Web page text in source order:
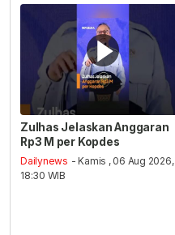
Zulhas Jelaskan Anggaran
Rp3 M per Kopdes
Dailynews - Kamis , 06 Aug 2026,
18:30 WIB